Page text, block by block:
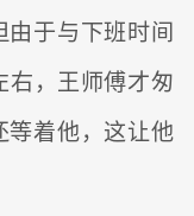
于与下班时间
右，王师傅才匆
等着他，这让他